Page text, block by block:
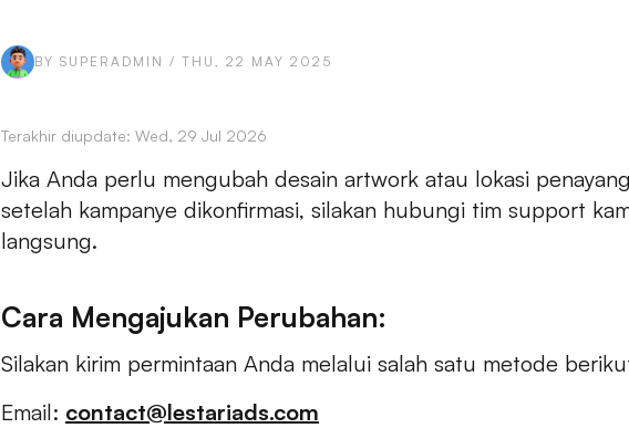
BY SUPERADMIN / THU, 22 MAY 2025
Terakhir diupdate: Wed, 29 Jul 2026
Jika Anda perlu mengubah desain artwork atau lokasi
setelah kampanye dikonfirmasi, silakan hubungi tim support
langsung.
Cara Mengajukan Perubahan:
Silakan kirim permintaan Anda melalui salah satu metode
Email: contact@lestariads.com